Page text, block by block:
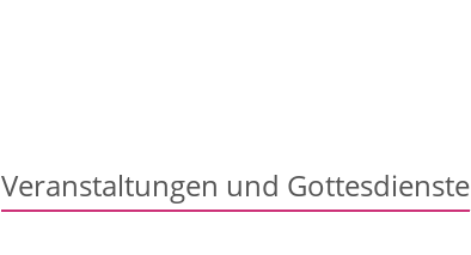
Veranstaltungen und Gottesdienste